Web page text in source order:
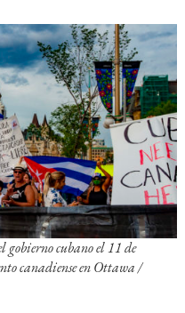
gobierno cubano el 11 de
canadiense en Ottawa/